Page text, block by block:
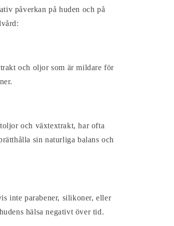
påverkan på huden och på
och oljor som är mildare för
och växtextrakt, har ofta
sin naturliga balans och
inte parabener, silikoner, eller
hälsa negativt över tid.